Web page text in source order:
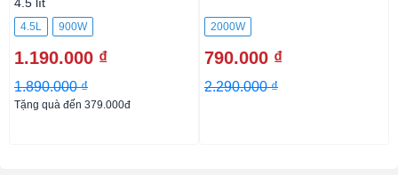
4.5 lít
4.5L 900W
1.190.000 ₫
1.890.000 ₫
Tặng quà đến 379.000đ
2000W
790.000 ₫
2.290.000 ₫